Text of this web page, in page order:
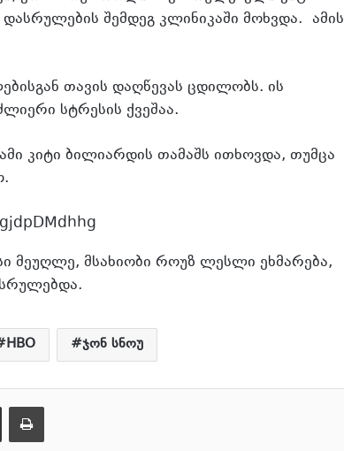
შემდეგ კლინიკაში მოხვდა. ამის
თავის დაღწევას ცდილობს. ის
სტრესის ქვეშაა.
კიტი ბილიარდის თამაშს ითხოვდა, თუმცა
მეუღლე, მსახიობი როუზ ლესლი ეხმარება,
HBO ჯონ სნოუ
მეილზე გაზიარებაამობეჭვდა